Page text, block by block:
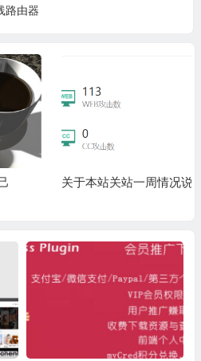
路由器
关于本站关站一周情况说明